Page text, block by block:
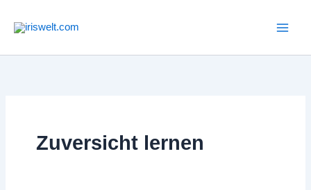
Inhalt
Zuversicht lernen